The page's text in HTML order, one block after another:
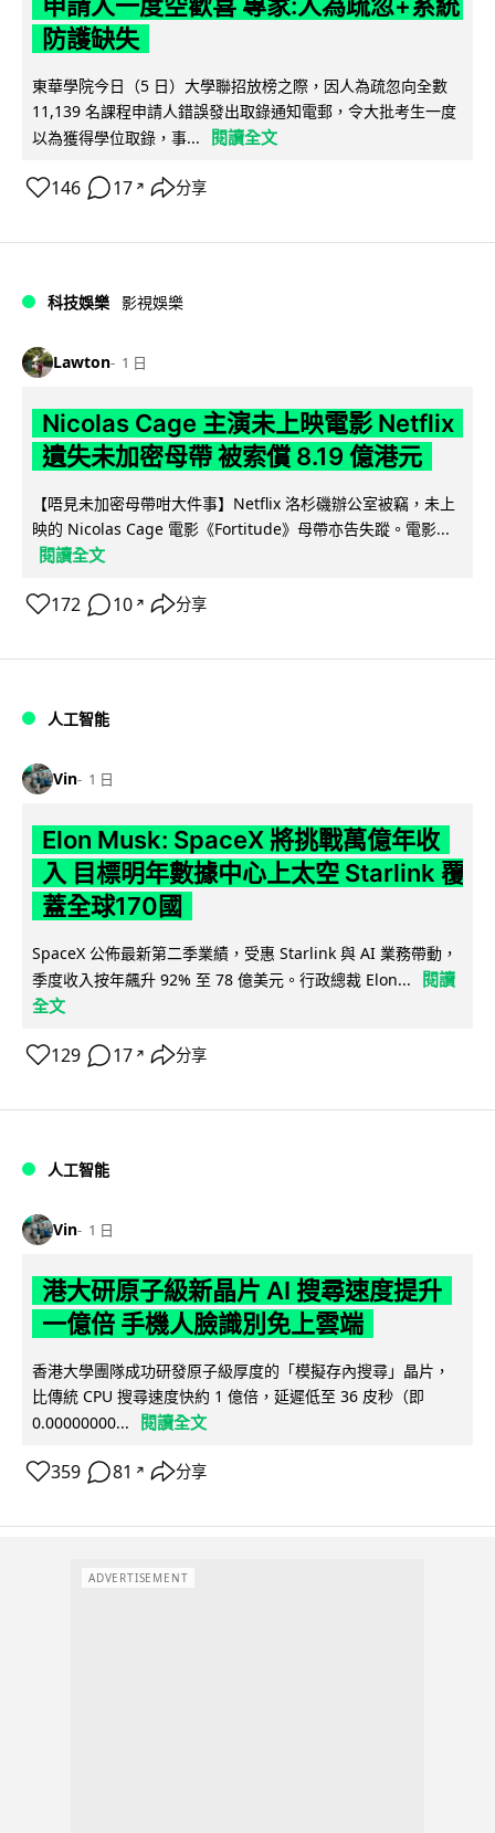
申請人一度空歡喜 專家:人為疏忽+系統
防護缺失
東華學院今日（5 日）大學聯招放榜之際，因人為疏忽向全數
11,139 名課程申請人錯誤發出取錄通知電郵，令大批考生一度
以為獲得學位取錄，事...
閱讀全文
146 17 ↗ 分享
科技娛樂 影視娛樂
Lawton 1 日
Nicolas Cage 主演未上映電影 Netflix
遺失未加密母帶 被索償 8.19 億港元
【唔見未加密母帶咁大件事】Netflix 洛杉磯辦公室被竊，未上
映的 Nicolas Cage 電影《Fortitude》母帶亦告失蹤。電影...
閱讀全文
172 10 ↗ 分享
人工智能
Vin 1 日
Elon Musk: SpaceX 將挑戰萬億年收
入 目標明年數據中心上太空 Starlink 覆
蓋全球170國
SpaceX 公佈最新第二季業績，受惠 Starlink 與 AI 業務帶動，
季度收入按年飆升 92% 至 78 億美元。行政總裁 Elon...
閱讀
全文
129 17 ↗ 分享
人工智能
Vin 1 日
港大研原子級新晶片 AI 搜尋速度提升
一億倍 手機人臉識別免上雲端
香港大學團隊成功研發原子級厚度的「模擬存內搜尋」晶片，
比傳統 CPU 搜尋速度快約 1 億倍，延遲低至 36 皮秒（即
0.00000000...
閱讀全文
359 81 ↗ 分享
ADVERTISEMENT